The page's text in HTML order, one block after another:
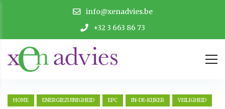
info@xenadvies.be
+32 3 663 86 73
HOME ENERGIEZUINIGHEID EPC IN-DE-KIJKER VEILIGHEID